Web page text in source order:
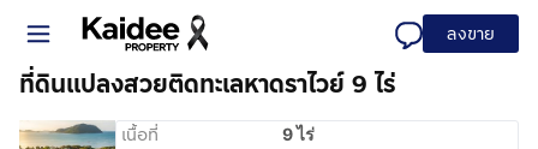
ลงขาย
ที่ดินแปลงสวยติดทะเลหาดราไวย์ 9 ไร่
เนื้อที่ 9 ไร่